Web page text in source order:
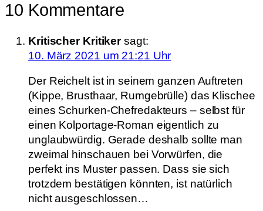
10 Kommentare
Kritischer Kritiker sagt:
10. März 2021 um 21:21 Uhr
Der Reichelt ist in seinem ganzen Auftreten
(Kippe, Brusthaar, Rumgebrülle) das Klischee
eines Schurken-Chefredakteurs – selbst für
einen Kolportage-Roman eigentlich zu
unglaubwürdig. Gerade deshalb sollte man
zweimal hinschauen bei Vorwürfen, die
perfekt ins Muster passen. Dass sie sich
trotzdem bestätigen könnten, ist natürlich
nicht ausgeschlossen…